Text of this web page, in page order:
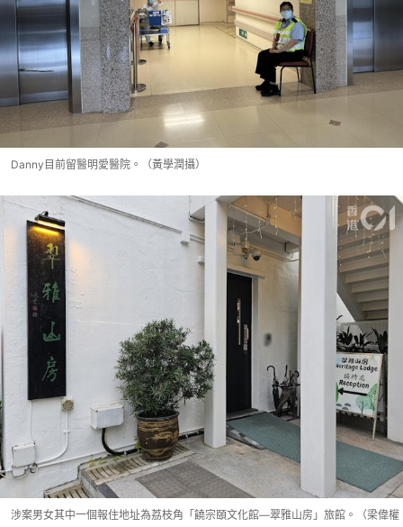
Danny目前留醫明愛醫院。（黃學潤攝）
涉案男女其中一個報住地址為荔枝角「饒宗頤文化館—翠雅山房」旅館。（梁偉權